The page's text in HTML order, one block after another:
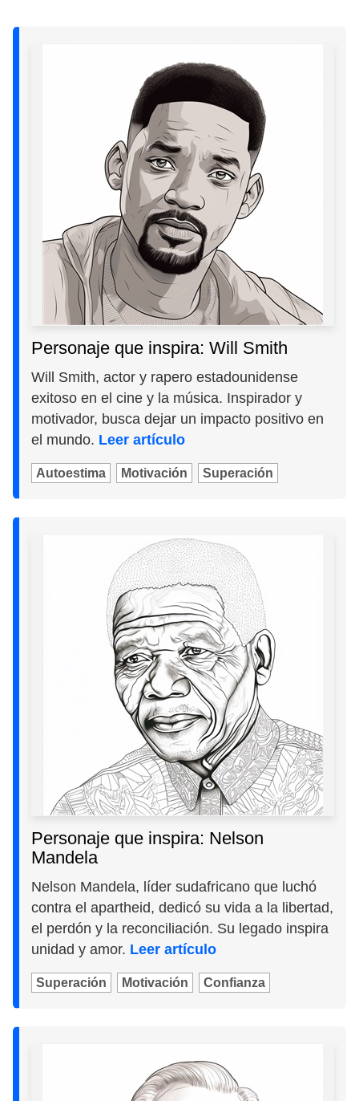
Personaje que inspira: Will Smith
Will Smith, actor y rapero estadounidense
exitoso en el cine y la música. Inspirador y
motivador, busca dejar un impacto positivo en
el mundo. Leer artículo
Autoestima Motivación Superación
Personaje que inspira: Nelson
Mandela
Nelson Mandela, líder sudafricano que luchó
contra el apartheid, dedicó su vida a la libertad,
el perdón y la reconciliación. Su legado inspira
unidad y amor. Leer artículo
Superación Motivación Confianza